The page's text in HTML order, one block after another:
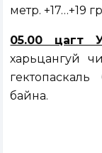
метр. +17…+19
05.00 цагт
харьцангуй
гектопаскаль
байна.